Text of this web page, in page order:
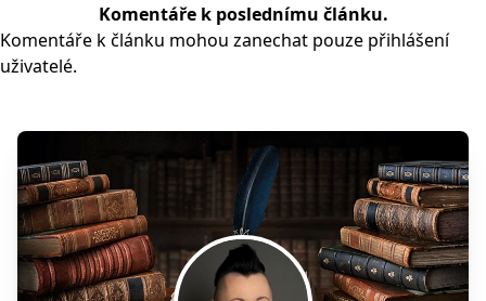
Komentáře k poslednímu článku.
Komentáře k článku mohou zanechat pouze přihlášení
uživatelé.